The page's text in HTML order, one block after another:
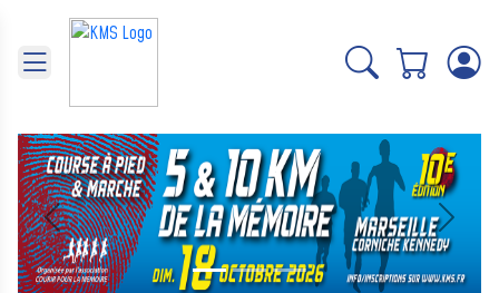
Précédent Suivant
Panneau de gestion des cookies